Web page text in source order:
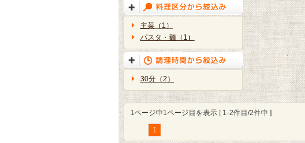
主菜（1）
パスタ・麺（1）
30分（2）
1ページ中1ページ目を表示 [ 1-2件目/2件中 ]
1